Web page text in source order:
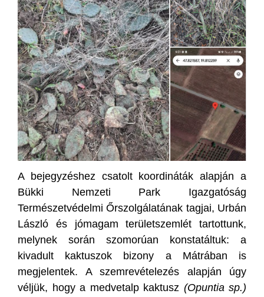
A bejegyzéshez csatolt koordináták alapján a
Bükki Nemzeti Park Igazgatóság
Természetvédelmi Őrszolgálatának tagjai, Urbán
László és jómagam területszemlét tartottunk,
melynek során szomorúan konstatáltuk: a
kivadult kaktuszok bizony a Mátrában is
megjelentek. A szemrevételezés alapján úgy
véljük, hogy a medvetalp kaktusz (Opuntia sp.)